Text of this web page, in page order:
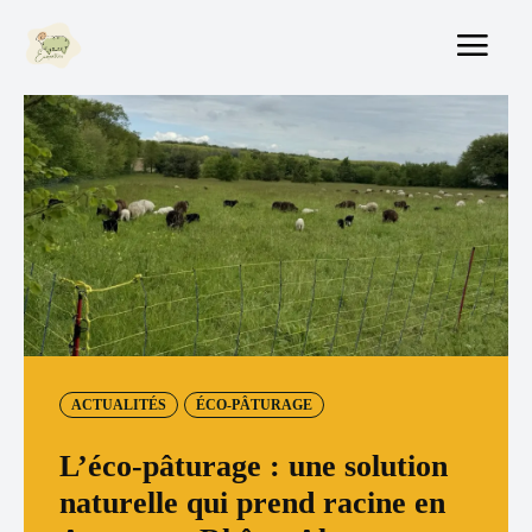
ACTUALITÉS ÉCO-PÂTURAGE
L’éco-pâturage : une solution
naturelle qui prend racine en